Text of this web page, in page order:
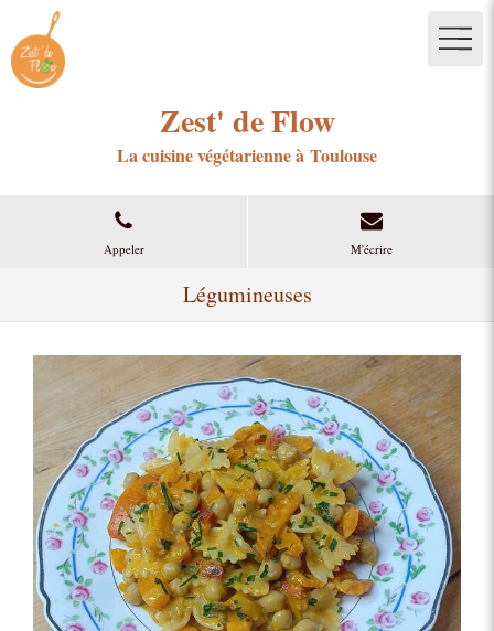
Zest' de Flow
La cuisine végétarienne à Toulouse
Appeler M'écrire
Légumineuses